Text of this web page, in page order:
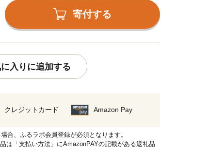
寄付する
入りに追加する
クレジットカード Amazon Pay
合、ふるラボ会員登録が必須となります。
は「支払い方法」にAmazonPAYの記載がある返礼品